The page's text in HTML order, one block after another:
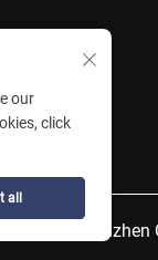
©
our
click
all